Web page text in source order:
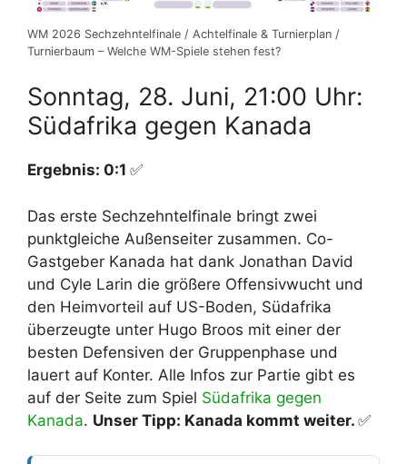
WM 2026 Sechzehntelfinale / Achtelfinale & Turnierplan /
Turnierbaum – Welche WM-Spiele stehen fest?
Sonntag, 28. Juni, 21:00 Uhr:
Südafrika gegen Kanada
Ergebnis: 0:1 ✅
Das erste Sechzehntelfinale bringt zwei
punktgleiche Außenseiter zusammen. Co-
Gastgeber Kanada hat dank Jonathan David
und Cyle Larin die größere Offensivwucht und
den Heimvorteil auf US-Boden, Südafrika
überzeugte unter Hugo Broos mit einer der
besten Defensiven der Gruppenphase und
lauert auf Konter. Alle Infos zur Partie gibt es
auf der Seite zum Spiel Südafrika gegen
Kanada. Unser Tipp: Kanada kommt weiter. ✅